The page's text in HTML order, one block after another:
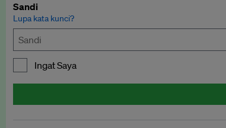
Sandi
Lupa kata kunci?
Ingat Saya